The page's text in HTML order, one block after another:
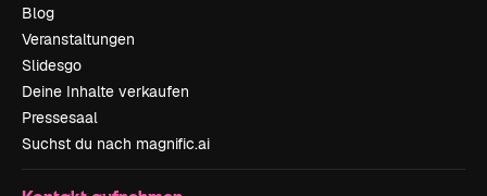
Blog
Veranstaltungen
Slidesgo
Deine Inhalte verkaufen
Pressesaal
Suchst du nach magnific.ai